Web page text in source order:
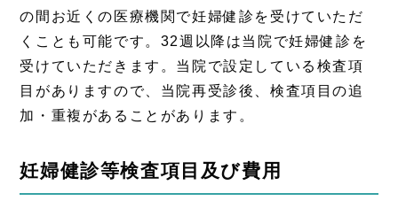
の間お近くの医療機関で妊婦健診を受けていただ
くことも可能です。32週以降は当院で妊婦健診を
受けていただきます。当院で設定している検査項
目がありますので、当院再受診後、検査項目の追
加・重複があることがあります。
妊婦健診等検査項目及び費用